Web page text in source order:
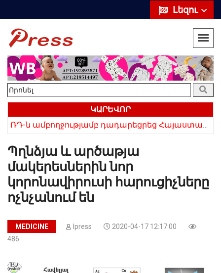
Լեզու
ԿԱՐԵՎՈՐ
Պղնձյա և արծաթյա
մակերեսներին նոր
կորոնավիրուսի հարուցիչները
ոչնչանում են
MEDICINE Ipress
2020-04-17 12:17:00
486